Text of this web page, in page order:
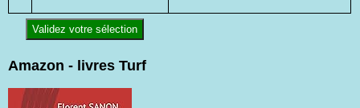
Validez votre sélection
Amazon - livres Turf